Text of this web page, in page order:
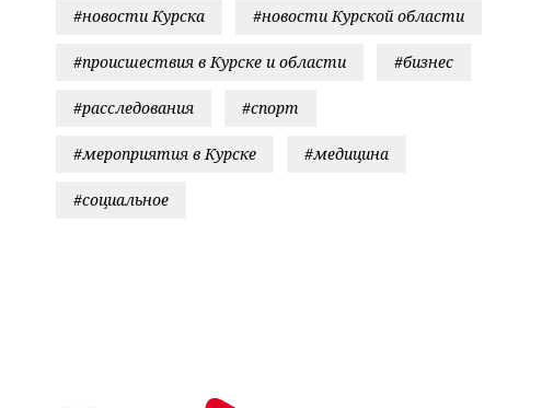
прямо сейчас
#новости Курска #новости Курской области
#происшествия в Курске и области #бизнес
#расследования #спорт
#мероприятия в Курске #медицина
#социальное